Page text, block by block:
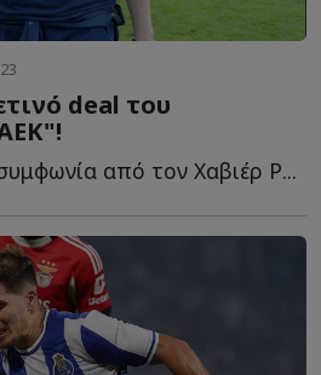
deal του
από τον Χαβιέρ Ρ...